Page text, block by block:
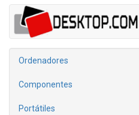
Ordenadores
Componentes
Portátiles